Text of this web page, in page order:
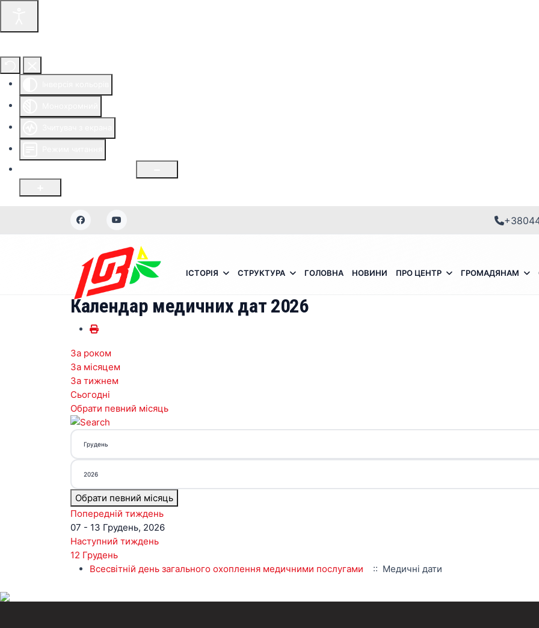
ІСТОРІЯ СТРУКТУРА ГОЛОВНА НОВИНИ ПРО ЦЕНТР ГРОМАДЯНАМ
Календар медичних дат 2026
За роком
За місяцем
За тижнем
Сьогодні
Обрати певний місяць
Обрати певний місяць
Попередній тиждень
07 - 13 Грудень, 2026
Наступний тиждень
12 Грудень
Всесвітній день загального охоплення медичними послугами
:: Медичні дати